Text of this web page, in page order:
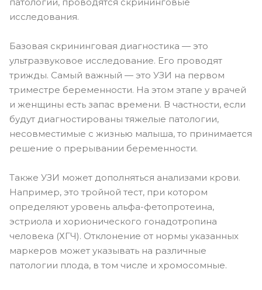
исследования.
Базовая скрининговая диагностика — это
ультразвуковое исследование. Его проводят
трижды. Самый важный — это УЗИ на первом
триместре беременности. На этом этапе у врачей
и женщины есть запас времени. В частности, если
будут диагностированы тяжелые патологии,
несовместимые с жизнью малыша, то принимается
решение о прерывании беременности.
Также УЗИ может дополняться анализами крови.
Например, это тройной тест, при котором
определяют уровень альфа-фетопротеина,
эстриола и хорионического гонадотропина
человека (ХГЧ). Отклонение от нормы указанных
маркеров может указывать на различные
патологии плода, в том числе и хромосомные.